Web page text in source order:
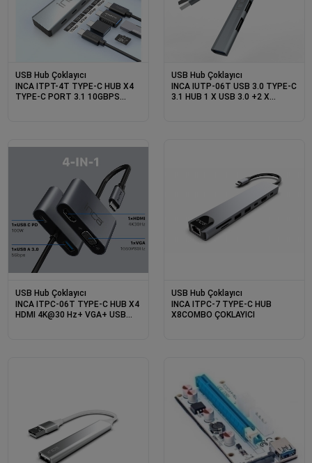
USB Hub Çoklayıcı
INCA ITPT-4T TYPE-C HUB X4
TYPE-C PORT 3.1 10GBPS
USB Hub Çoklayıcı
INCA IUTP-06T USB 3.0 TYPE-C
3.1 HUB 1 X USB 3.0 +2 X
USB Hub Çoklayıcı
INCA ITPC-06T TYPE-C HUB X4
HDMI 4K@30 Hz+ VGA+ USB
USB Hub Çoklayıcı
INCA ITPC-7 TYPE-C HUB
X8COMBO ÇOKLAYICI